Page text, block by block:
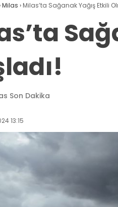
Milas › Milas’ta Sağanak Yağış Etkili
Son Dakika
13:15